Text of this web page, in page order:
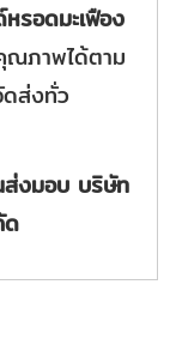
รอดมะเฟือง
ณภาพได้ตาม
ส่งทั่ว
งมอบ บริษัท
ด